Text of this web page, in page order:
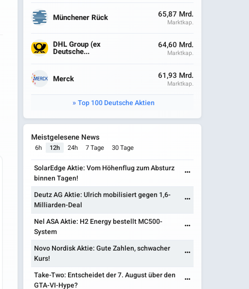
Münchener Rück 65,87 Mrd.
Marktkap.
DHL Group (ex
Deutsche...
64,60 Mrd.
Marktkap.
Merck 61,93 Mrd.
Marktkap.
Top 100 Deutsche Aktien
Meistgelesene News
6h 12h 24h 7 Tage 30 Tage
SolarEdge Aktie: Vom Höhenflug zum Absturz
binnen Tagen!
Deutz AG Aktie: Ulrich mobilisiert gegen 1,6-
Milliarden-Deal
Nel ASA Aktie: H2 Energy bestellt MC500-
System
Novo Nordisk Aktie: Gute Zahlen, schwacher
Kurs!
Take-Two: Entscheidet der 7. August über den
GTA-VI-Hype?